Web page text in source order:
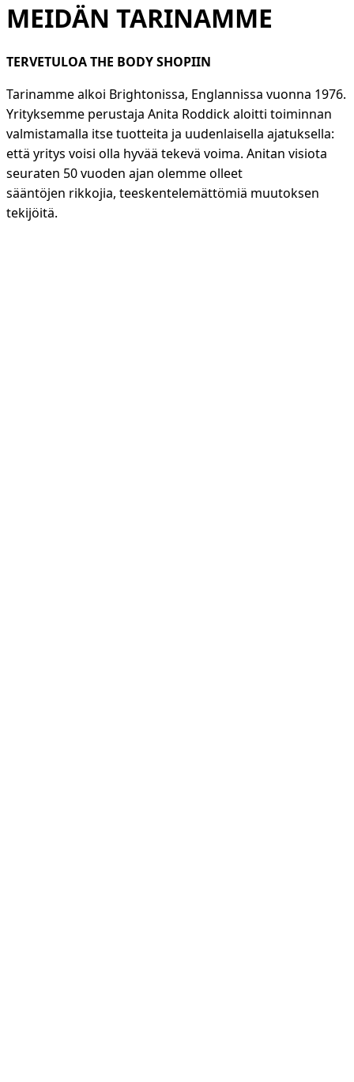
MEIDÄN TARINAMME
TERVETULOA THE BODY SHOPIIN
Tarinamme alkoi Brightonissa, Englannissa vuonna 1976.
Yrityksemme perustaja Anita Roddick aloitti toiminnan
valmistamalla itse tuotteita ja uudenlaisella ajatuksella:
että yritys voisi olla hyvää tekevä voima. Anitan visiota
seuraten 50 vuoden ajan olemme olleet
sääntöjen rikkojia, teeskentelemättömiä muutoksen
tekijöitä.